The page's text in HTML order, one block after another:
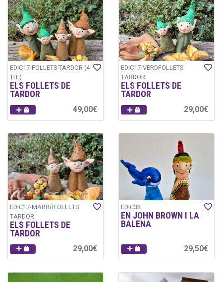
EDIC17-FOLLETS TARDOR (4
TIT.)
ELS FOLLETS DE
TARDOR
49,00€
EDIC17-VERDFOLLETS
TARDOR
ELS FOLLETS DE
TARDOR
29,00€
EDIC17-MARRóFOLLETS
TARDOR
ELS FOLLETS DE
TARDOR
29,00€
EDIC33
EN JOHN BROWN I LA
BALENA
29,50€